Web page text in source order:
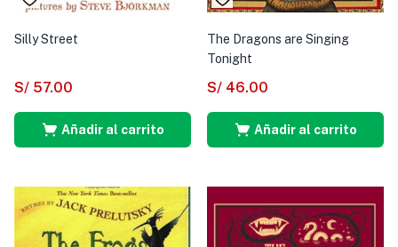
Silly Street
S/ 57.00
Añadir al carrito
The Dragons are Singing
Tonight
S/ 46.00
Añadir al carrito